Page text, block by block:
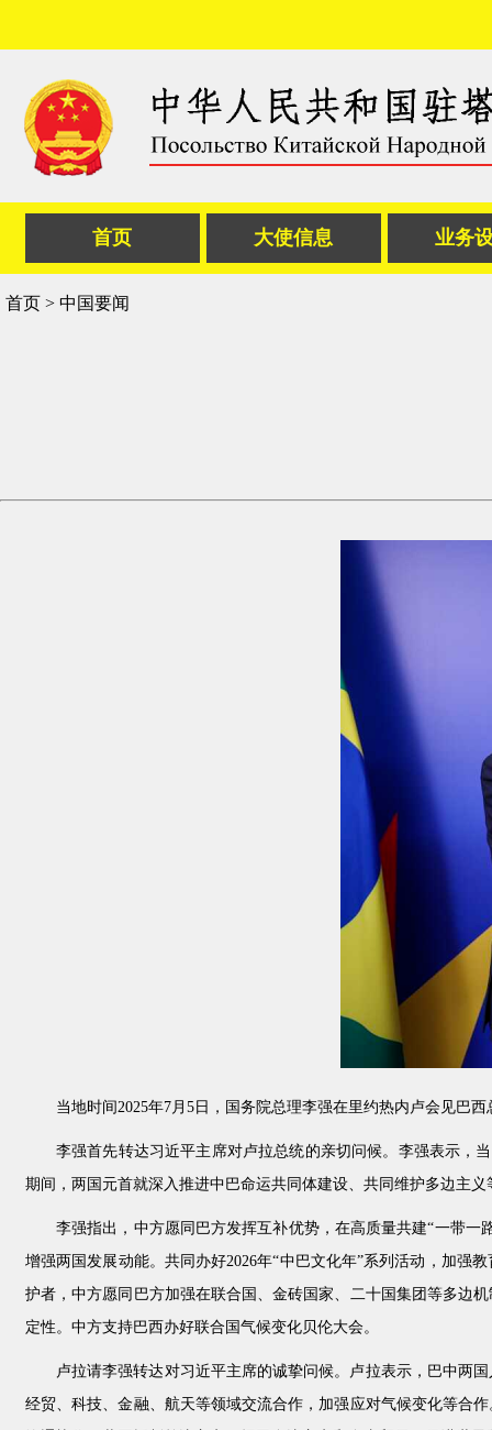
首页 大使信息 业务
首页 > 中国要闻
当地时间2025年7月5日，国务院总理李强在里约热内卢会见巴西
李强首先转达习近平主席对卢拉总统的亲切问候。李强表示，
期间，两国元首就深入推进中巴命运共同体建设、共同维护多边主
李强指出，中方愿同巴方发挥互补优势，在高质量共建“一带
增强两国发展动能。共同办好2026年“中巴文化年”系列活动，加强
护者，中方愿同巴方加强在联合国、金砖国家、二十国集团等多边
定性。中方支持巴西办好联合国气候变化贝伦大会。
卢拉请李强转达对习近平主席的诚挚问候。卢拉表示，巴中两
经贸、科技、金融、航天等领域交流合作，加强应对气候变化等合